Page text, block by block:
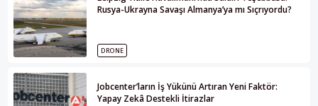
Rusya-Ukrayna Savaşı Almanya’ya mı Sıçrıyordu?
DRONE
Jobcenter’ların İş Yükünü Artıran Yeni Faktör:
Yapay Zekâ Destekli İtirazlar